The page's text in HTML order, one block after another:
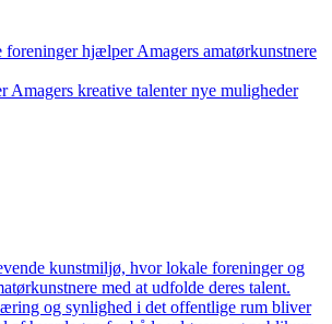
hjælper Amagers amatørkunstnere
Amagers kreative talenter nye muligheder
kunstmiljø, hvor lokale foreninger og
med at udfolde deres talent.
og synlighed i det offentlige rum bliver